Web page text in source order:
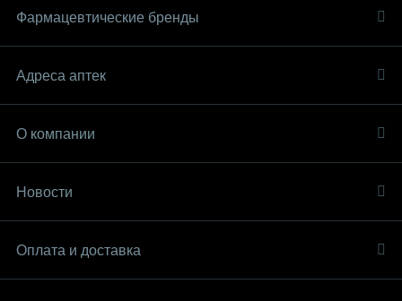
Фармацевтические бренды
Адреса аптек
О компании
Новости
Оплата и доставка